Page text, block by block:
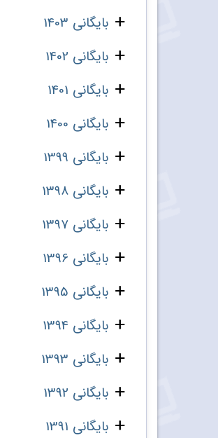
بایگانی 1403
بایگانی 1402
بایگانی 1401
بایگانی 1400
بایگانی 1399
بایگانی 1398
بایگانی 1397
بایگانی 1396
بایگانی 1395
بایگانی 1394
بایگانی 1393
بایگانی 1392
بایگانی 1391